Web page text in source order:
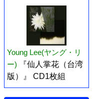
Young Lee(ヤング・リ
ー)
『仙人掌花（台湾
版）』 CD1枚組